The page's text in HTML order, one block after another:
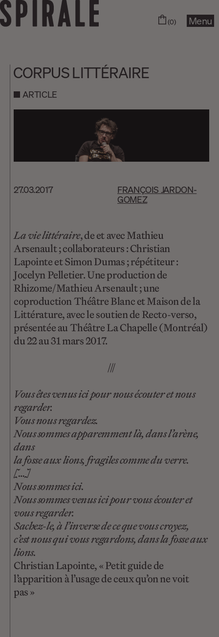
(0) Menu
CORPUS LITTÉRAIRE
ARTICLE
27.03.2017
FRANÇOIS JARDON-
GOMEZ
La vie littéraire, de et avec Mathieu
Arsenault ; collaborateurs : Christian
Lapointe et Simon Dumas ; répétiteur :
Jocelyn Pelletier. Une production de
Rhizome/Mathieu Arsenault ; une
coproduction Théâtre Blanc et Maison de la
Littérature, avec le soutien de Recto-verso,
présentée au Théâtre La Chapelle (Montréal)
du 22 au 31 mars 2017.
///
Vous êtes venus ici pour nous écouter et nous
regarder.
Vous nous regardez.
Nous sommes apparemment là, dans l’arène,
dans
la fosse aux lions, fragiles comme du verre.
[…]
Nous sommes ici.
Nous sommes venus ici pour vous écouter et
vous regarder.
Sachez-le, à l’inverse de ce que vous croyez,
c’est nous qui vous regardons, dans la fosse aux
lions.
Christian Lapointe, « Petit guide de
l’apparition à l’usage de ceux qu’on ne voit
pas »